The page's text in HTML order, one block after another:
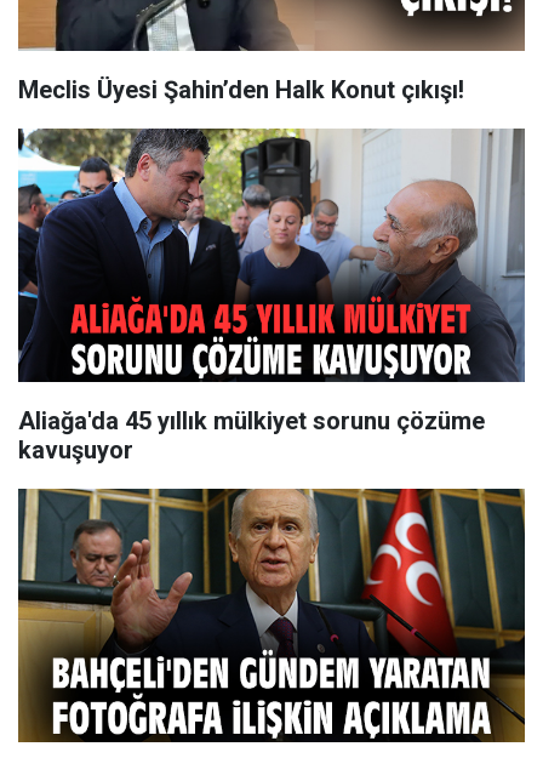
Meclis Üyesi Şahin’den Halk Konut çıkışı!
Aliağa'da 45 yıllık mülkiyet sorunu çözüme
kavuşuyor